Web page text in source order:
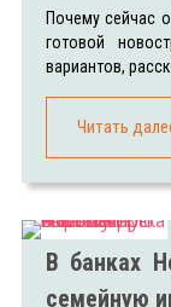
Почему сейчас
готовой
вариантов,
Читать
В банках
семейную